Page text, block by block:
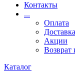
Контакты
...
Оплата
Доставка
Акции
Возврат
Каталог